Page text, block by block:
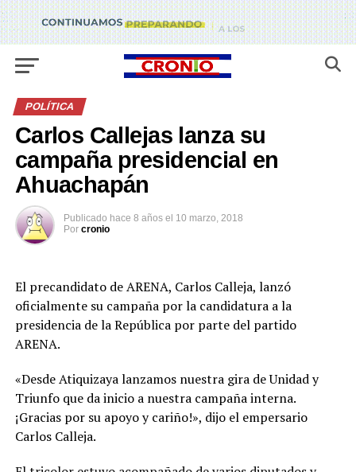
POLÍTICA
Carlos Callejas lanza su
campaña presidencial en
Ahuachapán
Publicado hace 8 años el 10 marzo, 2018
Por cronio
El precandidato de ARENA, Carlos Calleja, lanzó
oficialmente su campaña por la candidatura a la
presidencia de la República por parte del partido
ARENA.
«Desde Atiquizaya lanzamos nuestra gira de Unidad y
Triunfo que da inicio a nuestra campaña interna.
¡Gracias por su apoyo y cariño!», dijo el empersario
Carlos Calleja.